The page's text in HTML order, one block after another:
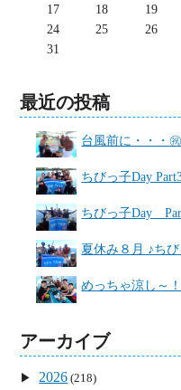
17
18 19
24
25 26
31
最近の投稿
台風前に・・・
ちびっ子Day
ちびっ子Day
夏休み８月 ♪ち
めっちゃ涼し～！
アーカイブ
2026 (218)